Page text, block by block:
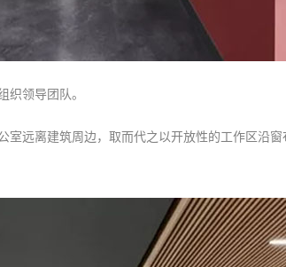
织领导团队。
远离建筑周边，取而代之以开放性的工作区沿